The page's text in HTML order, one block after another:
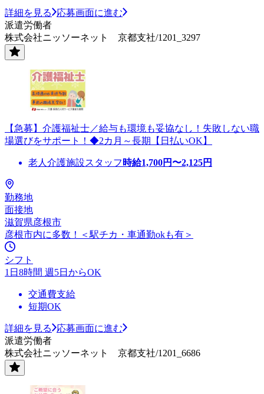
詳細を見る
応募画面に進む
派遣労働者
株式会社ニッソーネット 京都支社/1201_3297
【急募】介護福祉士／給与も環境も妥協なし！失敗しない職
場選びをサポート！◆2カ月～長期【日払いOK】
老人介護施設スタッフ 時給1,700円〜2,125円
勤務地
面接地
滋賀県彦根市
彦根市内に多数！＜駅チカ・車通勤okも有＞
シフト
1日8時間 週5日からOK
交通費支給
短期OK
詳細を見る
応募画面に進む
派遣労働者
株式会社ニッソーネット 京都支社/1201_6686